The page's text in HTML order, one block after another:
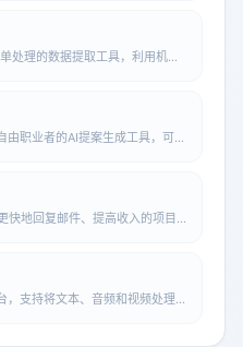
处理的数据提取工具，利用机器
职业者的AI提案生成工具，可为
快地回复邮件、提高收入的项目。
的工作效率更高，收益更大。
，支持将文本、音频和视频处理能